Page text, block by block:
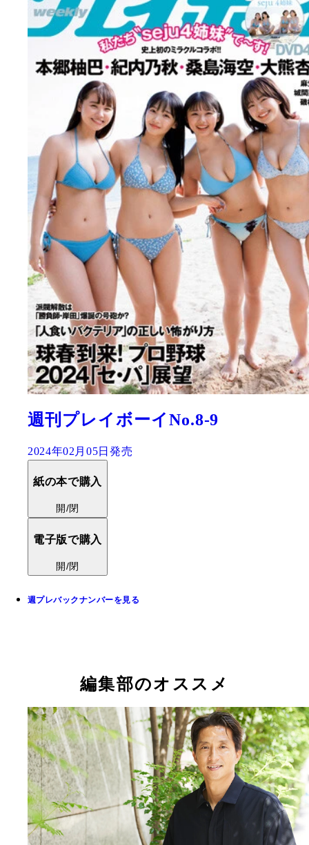
週刊プレイボーイNo.8-9
2024年02月05日発売
紙の本で購入
開/閉
電子版で購入
開/閉
週プレバックナンバーを見る
編集部のオススメ